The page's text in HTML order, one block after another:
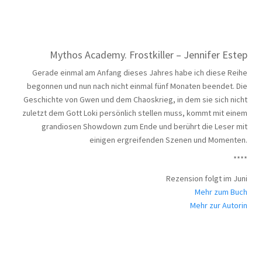
Mythos Academy. Frostkiller – Jennifer Estep
Gerade einmal am Anfang dieses Jahres habe ich diese Reihe
begonnen und nun nach nicht einmal fünf Monaten beendet. Die
Geschichte von Gwen und dem Chaoskrieg, in dem sie sich nicht
zuletzt dem Gott Loki persönlich stellen muss, kommt mit einem
grandiosen Showdown zum Ende und berührt die Leser mit
einigen ergreifenden Szenen und Momenten.
****
Rezension folgt im Juni
Mehr zum Buch
Mehr zur Autorin